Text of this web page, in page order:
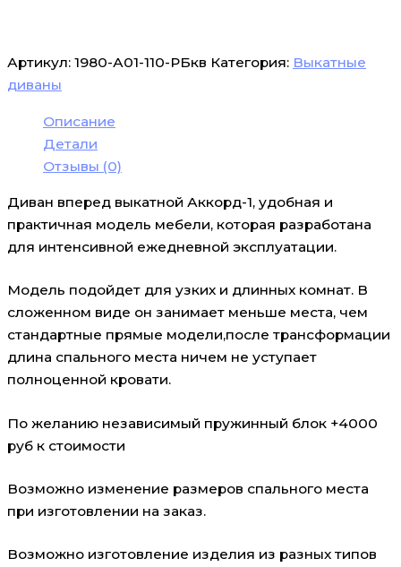
Артикул: 1980-А01-110-РБкв Категория: Выкатные
диваны
Описание
Детали
Отзывы (0)
Диван вперед выкатной Аккорд-1, удобная и
практичная модель мебели, которая разработана
для интенсивной ежедневной эксплуатации.
Модель подойдет для узких и длинных комнат. В
сложенном виде он занимает меньше места, чем
стандартные прямые модели,после трансформации
длина спального места ничем не уступает
полноценной кровати.
По желанию независимый пружинный блок +4000
руб к стоимости
Возможно изменение размеров спального места
при изготовлении на заказ.
Возможно изготовление изделия из разных типов